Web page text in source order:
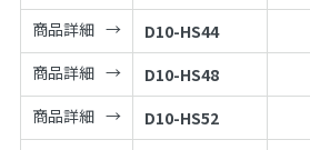
商品詳細
D10-HS44
商品詳細
D10-HS48
商品詳細
D10-HS52